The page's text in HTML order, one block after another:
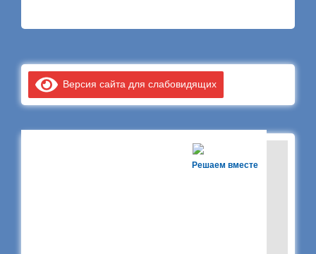
Версия сайта для слабовидящих
Решаем вместе